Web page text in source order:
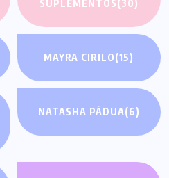
SUPLEMENTOS(30)
MAYRA CIRILO(15)
NATASHA PÁDUA(6)